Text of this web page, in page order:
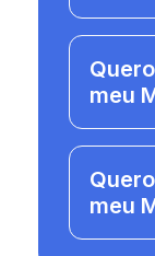
Quero
meu
meu